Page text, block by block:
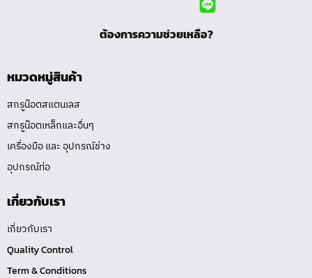
ต้องการความช่วยเหลือ?
หมวดหมู่สินค้า
สกรูน๊อตสแตนเลส
สกรูน๊อตเหล็กและอื่นๆ
เครื่องมือ และ อุปกรณ์ช่าง
อุปกรณ์ท่อ
เกี่ยวกับเรา
เกี่ยวกับเรา
Quality Control
Term & Conditions